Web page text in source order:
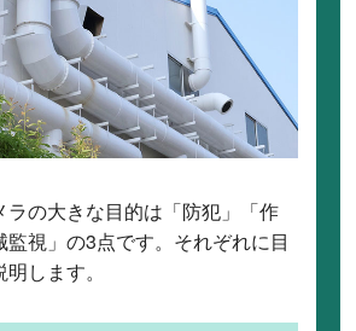
ラの大きな目的は「防犯」「作
視」の3点です。それぞれに目
します。